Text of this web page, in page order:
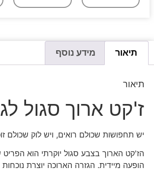
תיאור מידע נוסף
תיאור
ז'קט ארוך סגול
יש תחפושות שכולם רואים, ויש לוק שכולם
הז'קט הארוך בצבע סגול יוקרתי הוא
הופעה מיידית. הגזרה הארוכה יוצרת